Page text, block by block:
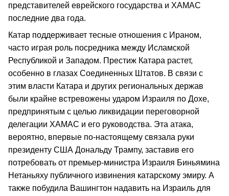
представителей еврейского государства и ХАМАС
последние два года.
Катар поддерживает тесные отношения с Ираном,
часто играя роль посредника между Исламской
Республикой и Западом. Престиж Катара растет,
особенно в глазах Соединенных Штатов. В связи с
этим власти Катара и других региональных держав
были крайне встревожены ударом Израиля по Дохе,
предпринятым с целью ликвидации переговорной
делегации ХАМАС и его руководства. Эта атака,
вероятно, впервые по-настоящему связала руки
президенту США Дональду Трампу, заставив его
потребовать от премьер-министра Израиля Биньямина
Нетаньяху публичного извинения катарскому эмиру. А
также побудила Вашингтон надавить на Израиль для